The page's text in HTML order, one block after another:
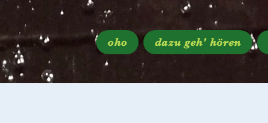
oho dazu geh' hören